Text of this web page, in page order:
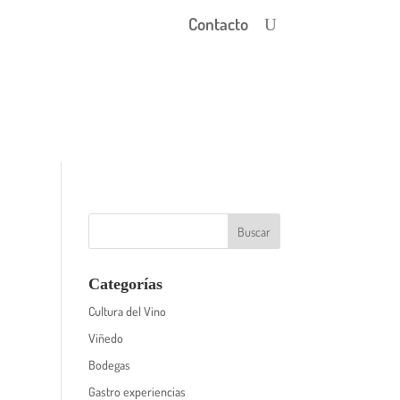
Contacto
Categorías
Cultura del Vino
Viñedo
Bodegas
Gastro experiencias